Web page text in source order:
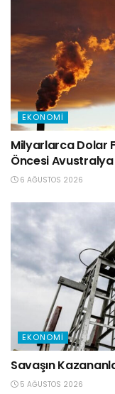
EKONOMI
Milyarlarca Dolar
Öncesi
6 AĞUSTOS 2026
EKONOMI
Savaşın
5 AĞUSTOS 2026